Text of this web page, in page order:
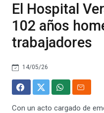
El Hospital
102 años
trabajadores
14/05/26
Con un acto cargado de